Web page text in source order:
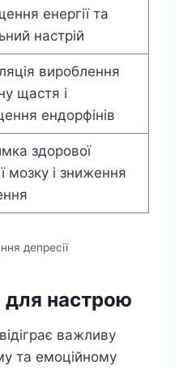
енергії та
настрій
вироблення
щастя і
ендорфінів
здорової
мозку і зниження
депресії
для настрою
важливу
та емоційному